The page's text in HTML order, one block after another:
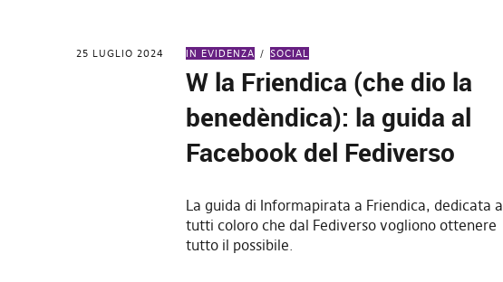
25 LUGLIO 2024 IN EVIDENZA SOCIAL
W la Friendica (che dio la
benedèndica): la guida al
Facebook del Fediverso
La guida di Informapirata a Friendica, dedicata a
tutti coloro che dal Fediverso vogliono ottenere
tutto il possibile.